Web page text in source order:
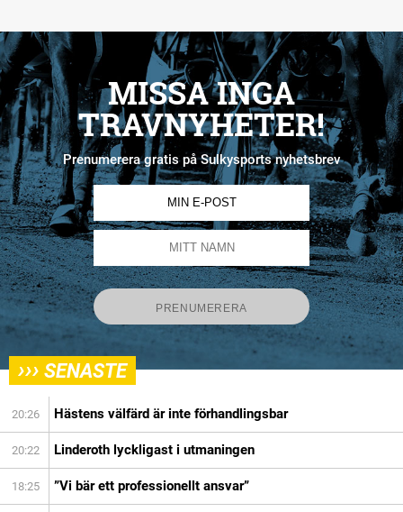
MISSA INGA
TRAVNYHETER!
Prenumerera gratis på Sulkysports nyhetsbrev
››› SENASTE
20:26 Hästens välfärd är inte förhandlingsbar
20:22 Linderoth lyckligast i utmaningen
18:25 ”Vi bär ett professionellt ansvar”